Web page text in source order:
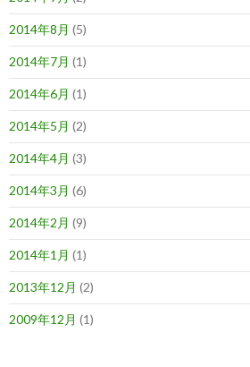
2014年8月 (5)
2014年7月 (1)
2014年6月 (1)
2014年5月 (2)
2014年4月 (3)
2014年3月 (6)
2014年2月 (9)
2014年1月 (1)
2013年12月 (2)
2009年12月 (1)